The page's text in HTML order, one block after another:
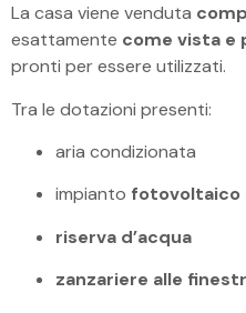
La casa viene venduta
esattamente come vista e
pronti per essere utilizzati.
Tra le dotazioni presenti:
aria condizionata
impianto fotovoltaico
riserva d’acqua
zanzariere alle